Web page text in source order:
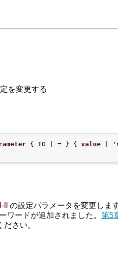
を変更する
{ TO | = } { value | '
の設定パラメータを変更しま
ワードが追加されました。第5
さい。